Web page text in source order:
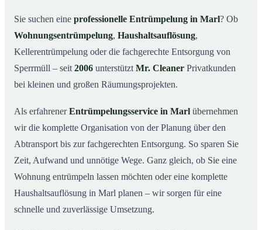
03Was kostet eine Entrümpelung in Marl?
04Warum Mr. Cleaner in Marl?
05Typische Anlässe für eine Entrümpelung
08Entrümpelung in Marl – so arbeiten unsere Profis
Sie suchen eine professionelle Entrümpelung in Marl? Ob
Wohnungsentrümpelung, Haushaltsauflösung,
Kellerentrümpelung oder die fachgerechte Entsorgung von
Sperrmüll – seit 2006 unterstützt Mr. Cleaner Privatkunden
bei kleinen und großen Räumungsprojekten.
Als erfahrenerEntrümpelungsservice in Marl übernehmen
wir die komplette Organisation von der Planung über den
Abtransport bis zur fachgerechten Entsorgung. So sparen Sie
Zeit, Aufwand und unnötige Wege. Ganz gleich, ob Sie eine
Wohnung entrümpeln lassen möchten oder eine komplette
Haushaltsauflösung in Marl planen – wir sorgen für eine
schnelle und zuverlässige Umsetzung.